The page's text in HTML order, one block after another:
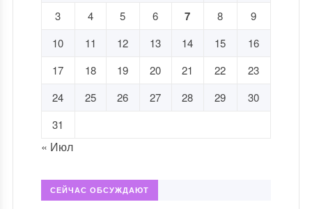
3
4 5 6 7 8
9
10
11 12 13 14 15
16
17
18 19 20 21 22
23
24
25 26 27 28 29
30
31
« Июл
СЕЙЧАС ОБСУЖДАЮТ